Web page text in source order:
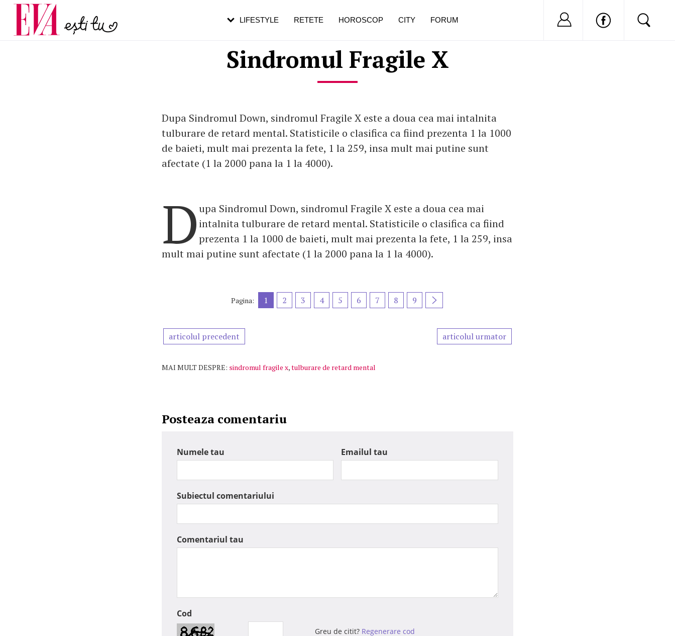
Sindromul Fragile X
Dupa Sindromul Down, sindromul Fragile X este a doua cea mai intalnita
tulburare de retard mental. Statisticile o clasifica ca fiind prezenta 1 la 1000
de baieti, mult mai prezenta la fete, 1 la 259, insa mult mai putine sunt
afectate (1 la 2000 pana la 1 la 4000).
D upa Sindromul Down, sindromul Fragile X este a doua cea mai
intalnita tulburare de retard mental. Statisticile o clasifica ca fiind
prezenta 1 la 1000 de baieti, mult mai prezenta la fete, 1 la 259, insa
mult mai putine sunt afectate (1 la 2000 pana la 1 la 4000).
Pagina: 1 2 3 4 5 6 7 8 9
articolul precedent articolul urmator
MAI MULT DESPRE: sindromul fragile x,tulburare de retard mental
Posteaza comentariu
Numele tau Emailul tau
Subiectul comentariului
Comentariul tau
Cod
Greu de citit? Regenerare cod
LIFESTYLE RETETE HOROSCOP CITY FORUM Nu ai cont?
Carieră
Actualitate
pe măsură ce înaintezi în vârstă
de dureroasă este investigația